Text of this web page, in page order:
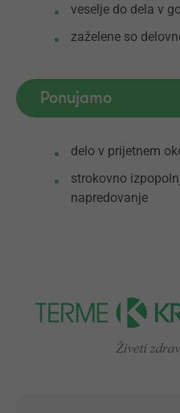
veselje do dela v
zaželene so
Ponujamo
delo v prijetnem
strokovno
napredovanje